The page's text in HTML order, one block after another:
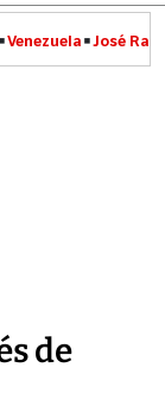
Venezuela José
de